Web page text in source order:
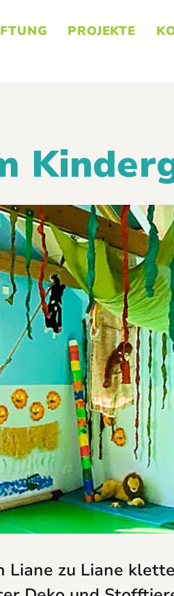
PROJEKTE
Liane zu Liane